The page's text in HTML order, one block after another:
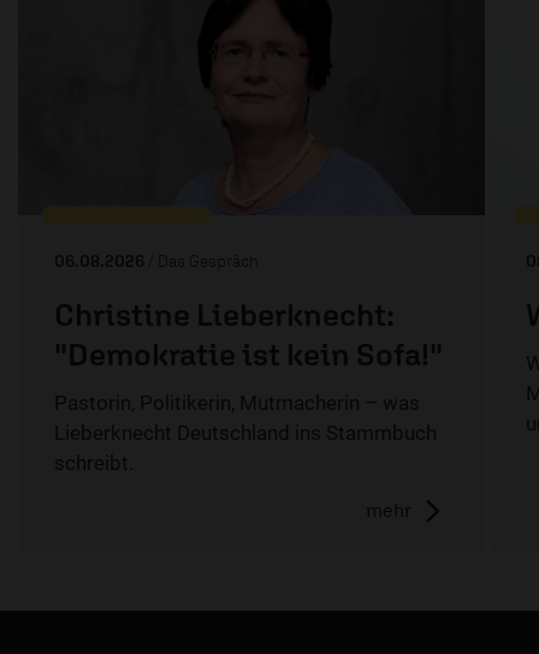
06.08.2026 / Das Gespräch
Christine Lieberknecht:
"Demokratie ist kein Sofa!"
Pastorin, Politikerin, Mutmacherin – was
Lieberknecht Deutschland ins Stammbuch
schreibt.
mehr